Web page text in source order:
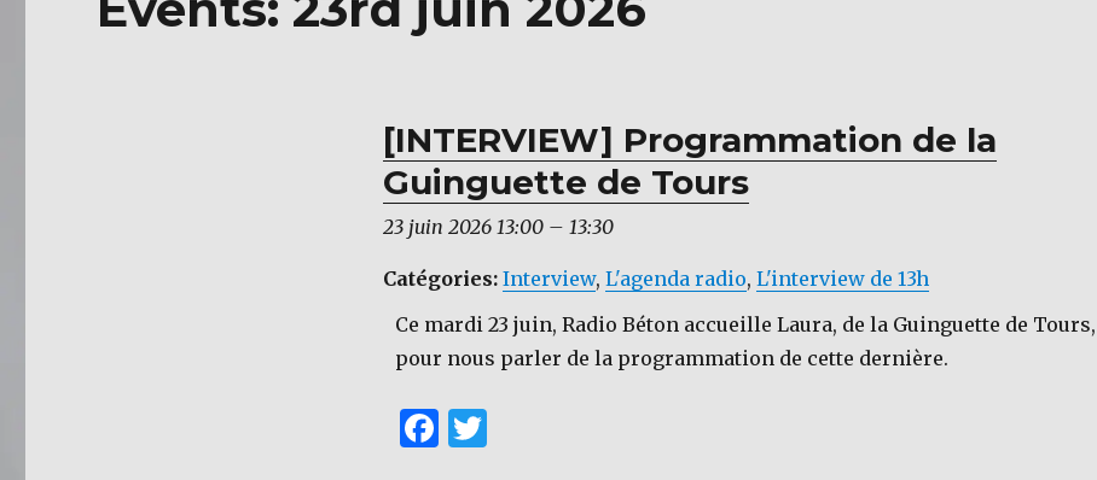
[INTERVIEW] Programmation de la
Guinguette de Tours
23 juin 2026 13:00– 13:30
Catégories: Interview, L'agenda radio, L'interview de 13h
Ce mardi 23 juin, Radio Béton accueille Laura, de la Guinguette de Tours,
pour nous parler de la programmation de cette dernière.
F T